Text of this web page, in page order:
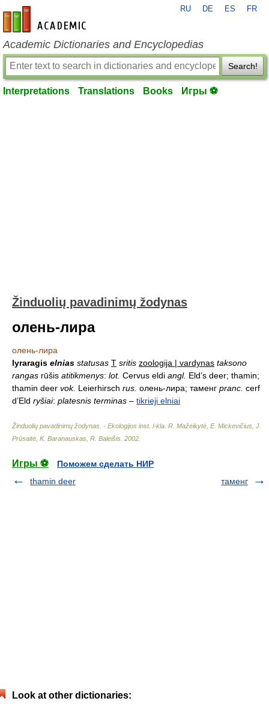
en-academic.com
RU DE ES FR
Academic Dictionaries and Encyclopedias
Search!
Interpretations Translations Books Игры ⚽
Žinduolių pavadinimų žodynas
олень-лира
олень-лира
lyraragis elnias statusas T sritis zoologija | vardynas taksono
rangas rūšis atitikmenys: lot. Cervus eldi angl. Eld’s deer; thamin;
thamin deer vok. Leierhirsch rus. олень-лира; таменг pranc. cerf
d’Eld ryšiai: platesnis terminas – tikrieji elniai
Žinduolių pavadinimų žodynas. - Ekologijos inst. l-kla R. Mažeikytė, E. Mickevičius, J.
Prūsaitė, K. Baranauskas, R. Baleišis 2002
Игры ⚽
Поможем сделать НИР
thamin deer
таменг
Look at other dictionaries: